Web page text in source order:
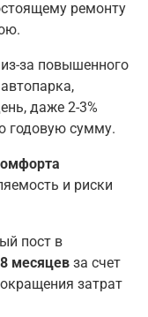
ремонту
из-за повышенного
даже 2-3%
годовую сумму.
и риски
пост в
месяцев за счет
затрат